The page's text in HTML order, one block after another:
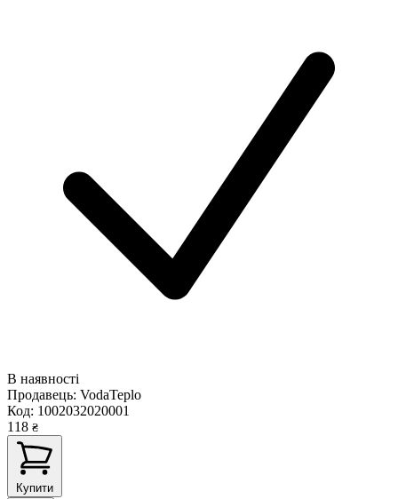
В наявності
Продавець: VodaTeplo
Код: 1002032020001
118 ₴
Купити